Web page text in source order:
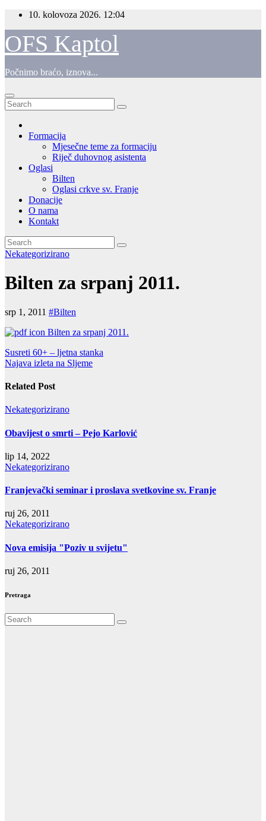
Skip
content
10. kolovoza 2026. 12:04
OFS Kaptol
Počnimo braćo, iznova...
Formacija
Mjesečne teme za formaciju
Riječ duhovnog asistenta
Oglasi
Bilten
Oglasi crkve sv. Franje
Donacije
O nama
Kontakt
Nekategorizirano
Bilten za srpanj 2011.
srp 1, 2011 #Bilten
Bilten za srpanj 2011.
Navigacija
objava
Susreti 60+ – ljetna stanka
Najava izleta na Sljeme
Related Post
Nekategorizirano
Obavijest o smrti – Pejo Karlović
lip 14, 2022
Nekategorizirano
Franjevački seminar i proslava svetkovine sv. Franje
ruj 26, 2011
Nekategorizirano
Nova emisija "Poziv u svijetu"
ruj 26, 2011
Pretraga